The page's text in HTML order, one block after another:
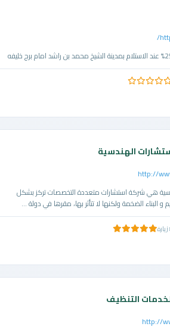
الهندسية
هي شركة استشارات متعددة التخصصات تركز بشكل
الضخمة ولكنها لا تتأثر بها، مقرها في دولة ...
5 نجوم
التنظيف